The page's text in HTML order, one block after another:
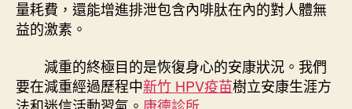
量耗費，還能增進排泄包含內啡肽在內的對人體無
益的激素。
減重的終極目的是恢復身心的安康狀況。我們
要在減重經過歷程中新竹 HPV疫苗樹立安康生涯方
法和迷信活動習氣。 康德診所